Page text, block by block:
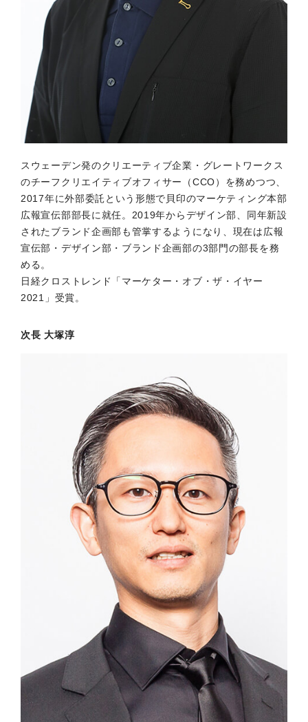
スウェーデン発のクリエーティブ企業・グレートワークス
のチーフクリエイティブオフィサー（CCO）を務めつつ、
2017年に外部委託という形態で貝印のマーケティング本部
広報宣伝部部長に就任。2019年からデザイン部、同年新設
されたブランド企画部も管掌するようになり、現在は広報
宣伝部・デザイン部・ブランド企画部の3部門の部長を務
める。
日経クロストレンド「マーケター・オブ・ザ・イヤー
2021」受賞。
次長 大塚淳